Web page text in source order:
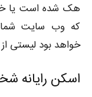
هک شده است یا
که وب سایت شما
خواهد بود لیستی
اسکن رایانه